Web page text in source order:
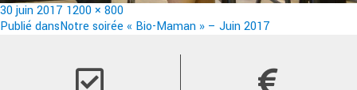
Publié
le
30 juin 2017 Taille
réelle
1200 × 800
Navigation
Publié dansNotre soirée « Bio-Maman » – Juin 2017